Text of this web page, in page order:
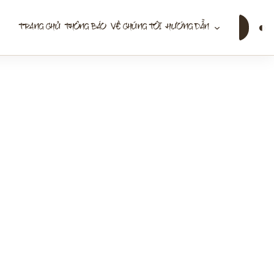
TRANG CHỦ THÔNG BÁO VỀ CHÚNG TÔI HƯỚNG DẪN
kiếm
◐